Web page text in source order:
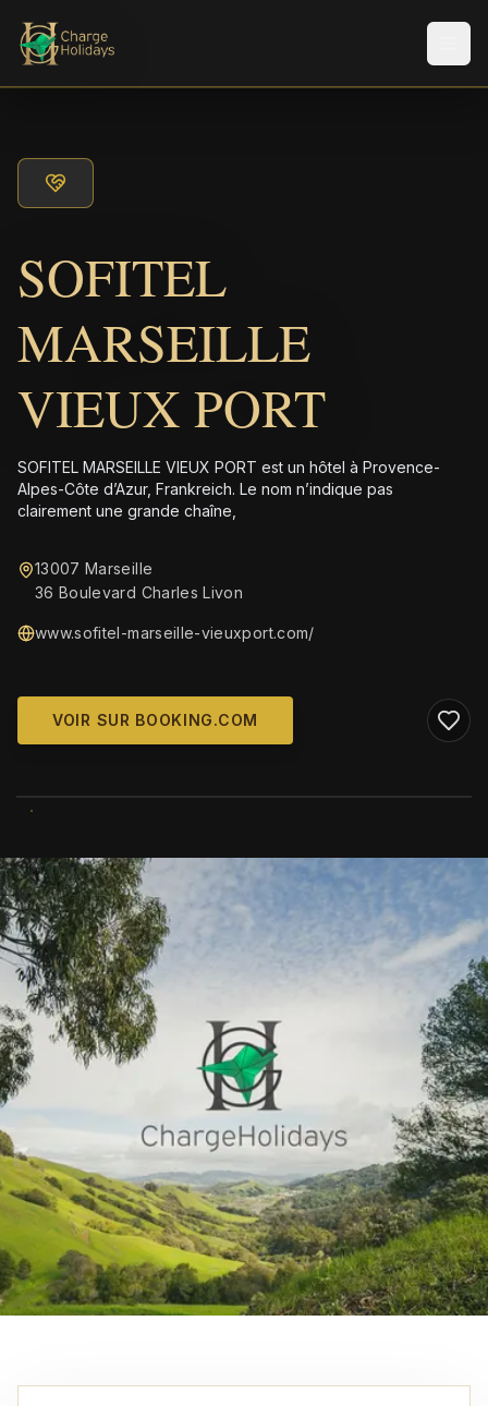
SOFITEL
MARSEILLE
VIEUX PORT
SOFITEL MARSEILLE VIEUX PORT est un hôtel à Provence-
Alpes-Côte d’Azur, Frankreich. Le nom n’indique pas
clairement une grande chaîne,
13007 Marseille
36 Boulevard Charles Livon
www.sofitel-marseille-vieuxport.com/
VOIR SUR BOOKING.COM